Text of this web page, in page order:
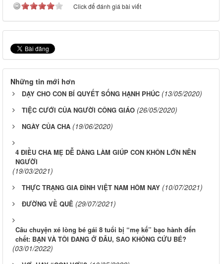
Click để đánh giá bài viết
Những tin mới hơn
DẠY CHO CON BÍ QUYẾT SỐNG HẠNH PHÚC (13/05/2020)
TIỆC CƯỚI CỦA NGƯỜI CÔNG GIÁO (26/05/2020)
NGÀY CỦA CHA (19/06/2020)
4 ĐIỀU CHA MẸ DỄ DÀNG LÀM GIÚP CON KHÔN LỚN NÊN
NGƯỜI
(19/03/2021)
THỰC TRẠNG GIA ĐÌNH VIỆT NAM HÔM NAY (10/07/2021)
ĐƯỜNG VỀ QUÊ (29/07/2021)
Câu chuyện xé lòng bé gái 8 tuổi bị “mẹ kế” bạo hành đến
chết: BẠN VÀ TÔI ĐANG Ở ĐÂU, SAO KHÔNG CỨU BÉ?
(03/01/2022)